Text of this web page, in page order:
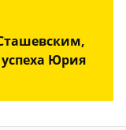
Юрия